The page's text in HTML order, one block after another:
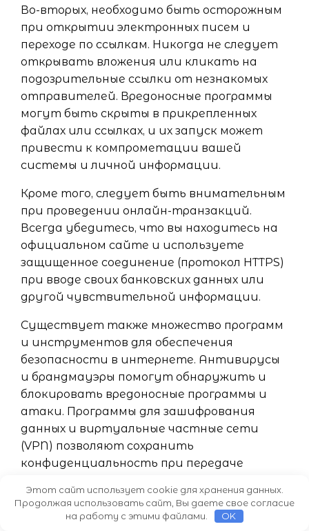
Во-вторых, необходимо быть осторожным
при открытии электронных писем и
переходе по ссылкам. Никогда не следует
открывать вложения или кликать на
подозрительные ссылки от незнакомых
отправителей. Вредоносные программы
могут быть скрыты в прикрепленных
файлах или ссылках, и их запуск может
привести к компрометации вашей
системы и личной информации.
Кроме того, следует быть внимательным
при проведении онлайн-транзакций.
Всегда убедитесь, что вы находитесь на
официальном сайте и используете
защищенное соединение (протокол HTTPS)
при вводе своих банковских данных или
другой чувствительной информации.
Существует также множество программ
и инструментов для обеспечения
безопасности в интернете. Антивирусы
и брандмауэры помогут обнаружить и
блокировать вредоносные программы и
атаки. Программы для зашифрования
данных и виртуальные частные сети
(VPN) позволяют сохранить
конфиденциальность при передаче
Не менее важно внимательно следить за
своей личной информацией в интернете.
Этот сайт использует cookie для хранения данных.
Продолжая использовать сайт, Вы даете свое согласие
на работу с этими файлами.
OK